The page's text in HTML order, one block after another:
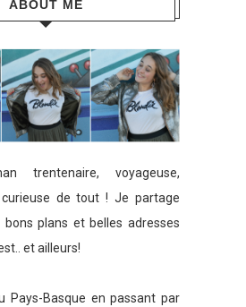
ABOUT ME
trentenaire, voyageuse,
de tout ! Je partage
plans et belles adresses
et ailleurs!
Pays-Basque en passant par